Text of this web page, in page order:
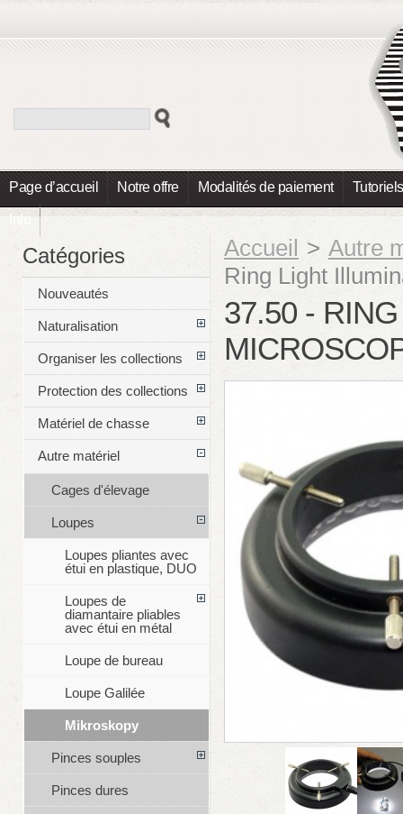
Page d’accueil Notre offre Modalités de paiement Tutoriels
Info
Accueil > Autre
Ring Light
37.50 -
Catégories
Nouveautés
Naturalisation
Organiser les collections
Protection des collections
Matériel de chasse
Autre matériel
Cages d'élevage
Loupes
Loupes pliantes avec
étui en plastique, DUO
Loupes de
diamantaire pliables
avec étui en métal
Loupe de bureau
Loupe Galilée
Mikroskopy
Pinces souples
Pinces dures